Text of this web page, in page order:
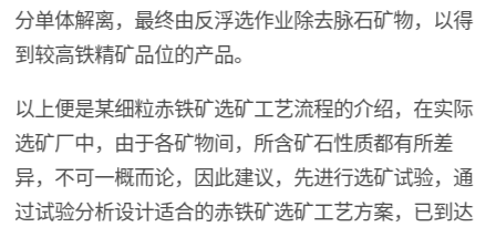
分单体解离，最终由反浮选作业除去脉石矿物，以得
到较高铁精矿品位的产品。
以上便是某细粒赤铁矿选矿工艺流程的介绍，在实际
选矿厂中，由于各矿物间，所含矿石性质都有所差
异，不可一概而论，因此建议，先进行选矿试验，通
过试验分析设计适合的赤铁矿选矿工艺方案，已到达